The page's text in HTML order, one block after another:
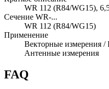
WR 112 (R84/WG15),
Сечение WR-...
WR 112 (R84/WG15)
Применение
Векторные измерения /
Антенные измерения
FAQ